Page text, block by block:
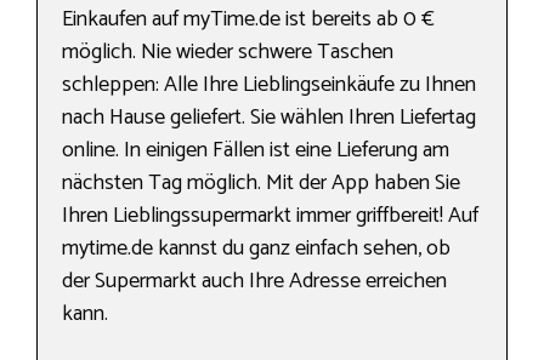
Einkaufen auf myTime.de ist bereits ab 0 €
möglich. Nie wieder schwere Taschen
schleppen: Alle Ihre Lieblingseinkäufe zu Ihnen
nach Hause geliefert. Sie wählen Ihren Liefertag
online. In einigen Fällen ist eine Lieferung am
nächsten Tag möglich. Mit der App haben Sie
Ihren Lieblingssupermarkt immer griffbereit! Auf
mytime.de kannst du ganz einfach sehen, ob
der Supermarkt auch Ihre Adresse erreichen
kann.